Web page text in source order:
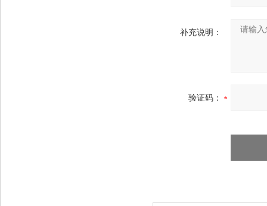
补充说明：
验证码：